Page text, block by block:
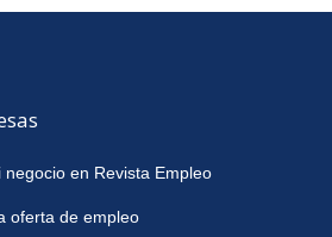
en Revista Empleo
oferta de empleo